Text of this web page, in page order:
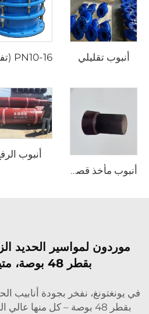
أنبوب تقليلي
أنبوب مأخذ قصير
أنبوب
موردون لمواسير الحديد
بقطر 48 بوصة، متينة وموثوقة
في يونغتونغ، نفخر بجودة أنابيب
بقطر 48 بوصة – كل منها